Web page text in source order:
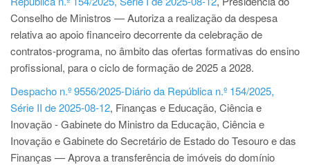
Conselho de Ministros — Autoriza a realização da despesa
relativa ao apoio financeiro decorrente da celebração de
contratos-programa, no âmbito das ofertas formativas do ensino
profissional, para o ciclo de formação de 2025 a 2028.
Despacho n.º 9556/2025-Diário da República n.º 154/2025,
Série II de 2025-08-12, Finanças e Educação, Ciência e
Inovação - Gabinete do Ministro da Educação, Ciência e
Inovação e Gabinete do Secretário de Estado do Tesouro e das
Finanças — Aprova a transferência de imóveis do domínio